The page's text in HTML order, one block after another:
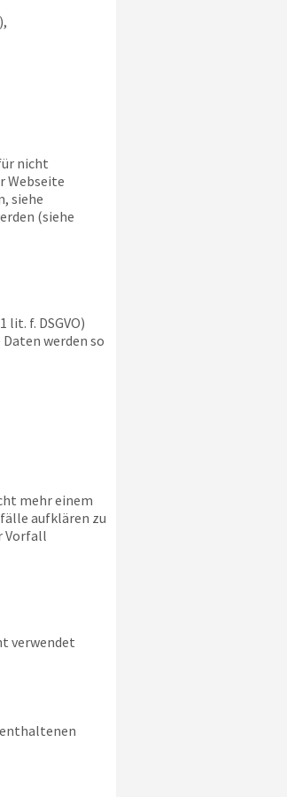
nicht
Webseite
siehe
(siehe
f. DSGVO)
werden so
mehr einem
aufklären zu
Vorfall
verwendet
enthaltenen